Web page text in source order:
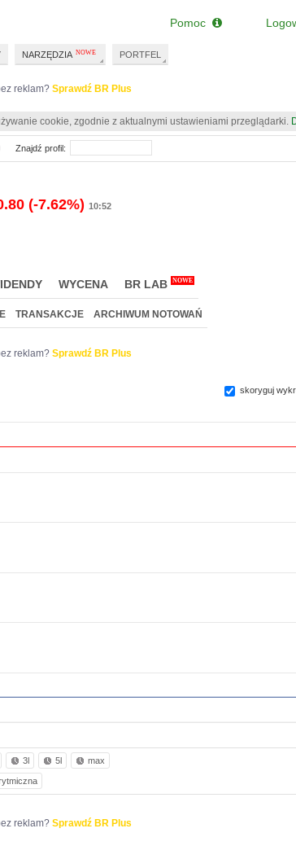
reklam? Sprawdź BR Plus
cookie, zgodnie z aktualnymi ustawieniami przeglądarki.
(-7.62%) 10:52
WYCENA BR LAB NOWE
TRANSAKCJE ARCHIWUM NOTOWAŃ
reklam? Sprawdź BR Plus
skoryguj
3l 5l max
reklam? Sprawdź BR Plus
Znajdź profil:
NARZĘDZIA PORTFEL
Pomoc